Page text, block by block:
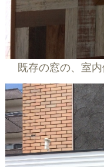
既存の窓の、室